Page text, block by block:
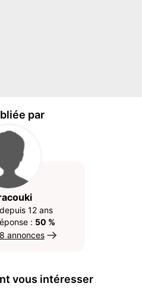
par
12 ans
: 50 %
annonces
vous intéresser